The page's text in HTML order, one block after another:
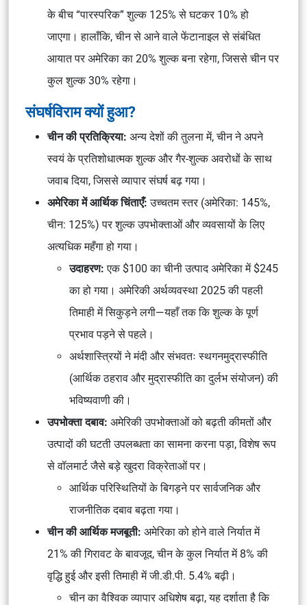
के बीच “पारस्परिक” शुल्क 125% से घटकर 10% हो
जाएगा। हालाँकि, चीन से आने वाले फेंटानाइल से संबंधित
आयात पर अमेरिका का 20% शुल्क बना रहेगा, जिससे चीन पर
कुल शुल्क 30% रहेगा।
संघर्षविराम क्यों हुआ?
चीन की प्रतिक्रिया: अन्य देशों की तुलना में, चीन ने अपने
स्वयं के प्रतिशोधात्मक शुल्क और गैर-शुल्क अवरोधों के साथ
जवाब दिया, जिससे व्यापार संघर्ष बढ़ गया।
अमेरिका में आर्थिक चिंताएँ: उच्चतम स्तर (अमेरिका: 145%,
चीन: 125%) पर शुल्क उपभोक्ताओं और व्यवसायों के लिए
अत्यधिक महँगा हो गया।
उदाहरण: एक $100 का चीनी उत्पाद अमेरिका में $245
का हो गया। अमेरिकी अर्थव्यवस्था 2025 की पहली
तिमाही में सिकुड़ने लगी—यहाँ तक कि शुल्क के पूर्ण
प्रभाव पड़ने से पहले।
अर्थशास्त्रियों ने मंदी और संभवतः स्थगनमुद्रास्फीति
(आर्थिक ठहराव और मुद्रास्फीति का दुर्लभ संयोजन) की
भविष्यवाणी की।
उपभोक्ता दबाव: अमेरिकी उपभोक्ताओं को बढ़ती कीमतों और
उत्पादों की घटती उपलब्धता का सामना करना पड़ा, विशेष रूप
से वॉलमार्ट जैसे बड़े खुदरा विक्रेताओं पर।
आर्थिक परिस्थितियों के बिगड़ने पर सार्वजनिक और
राजनीतिक दबाव बढ़ता गया।
चीन की आर्थिक मजबूती: अमेरिका को होने वाले निर्यात में
21% की गिरावट के बावजूद, चीन के कुल निर्यात में 8% की
वृद्धि हुई और इसी तिमाही में जी.डी.पी. 5.4% बढ़ी।
चीन का वैश्विक व्यापार अधिशेष बढ़ा, यह दर्शाता है कि